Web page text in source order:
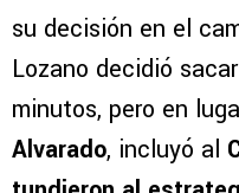
su decisión en el
Lozano decidió
minutos, pero en
Alvarado, incluyó al